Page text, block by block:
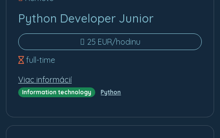
Python Developer Junior
25 EUR/hodinu
full-time
Viac informácií
Information technology Python